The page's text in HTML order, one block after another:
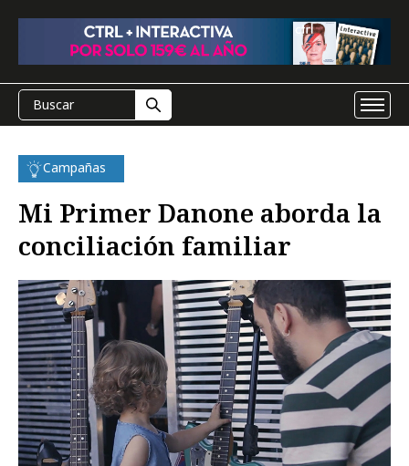
Campañas
Mi Primer Danone aborda la
conciliación familiar